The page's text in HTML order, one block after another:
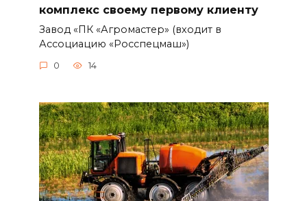
комплекс своему первому клиенту
Завод «ПК «Агромастер» (входит в
Ассоциацию «Росспецмаш»)
0 14